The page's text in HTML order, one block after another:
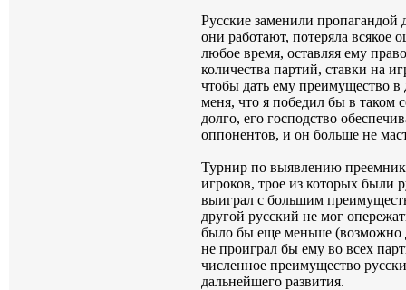
Русские заменили пропагандой
они работают, потеряла всякое
любое время, оставляя ему
количества партий, ставки на
чтобы дать ему преимущество в
меня, что я победил бы в таком
долго, его господство
оппонентов, и он больше не
Турнир по выявлению
игроков, трое из которых
выиграл с большим
другой русский не мог
было бы еще меньше (возможно
не проиграл бы ему во всех
численное преимущество
дальнейшего развития.